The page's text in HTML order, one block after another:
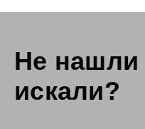
Не нашли
искали?